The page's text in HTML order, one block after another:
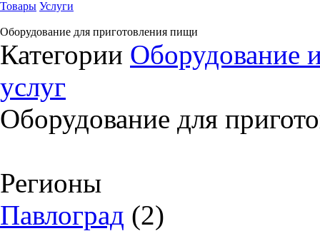
Товары Услуги
Оборудование для приготовления пищи
Категории Оборудование
услуг
Оборудование для
Регионы
Павлоград (2)